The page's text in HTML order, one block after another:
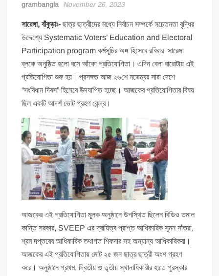
grambangla November 26, 2023
সারেঙ্গা, বাঁকুড়াঃ-ছাত্র ছাত্রীদের মধ্যে নির্বাচন সম্পর্কে সচেতনতা বৃদ্ধির
উদ্দেশ্যে Systematic Voters’ Education and Electoral
Participation program কর্মসূচির অঙ্গ হিসেবে রবিবার সারেঙ্গা
ব্লকে অনুষ্ঠিত হলো বসে আঁকো প্রতিযোগিতা। এদিন বেলা বারোটায় এই
প্রতিযোগিতা শুরু হয়। প্রসঙ্গত আজ ২৬শে নভেম্বর সারা দেশে
“সংবিধান দিবস” হিসেবে উদযাপিত হচ্ছে। আজকের প্রতিযোগিতার বিষয়
ছিল একটি আদর্শ ভোট গ্রহণ কেন্দ্র।
আজকের এই প্রতিযোগিতা মূলক অনুষ্ঠানে উপস্থিত ছিলেন বিডিও তমাল
কান্তি সরকার, SVEEP এর দ্বায়িত্ব প্রাপ্ত আধিকারিক সুমন সাঁতরা,
শ্রম দপ্তরের আধিকারিক তথাগত শিকদার সহ অন্যান্য আধিকারিকরা।
আজকের এই প্রতিযোগিতায় মোট ২৫ জন ছাত্র ছাত্রী অংশ গ্রহণ
করে। অনুষ্ঠানে প্রথম, দ্বিতীয় ও তৃতীয় স্থানাধিকারীর হাতে পুরস্কার